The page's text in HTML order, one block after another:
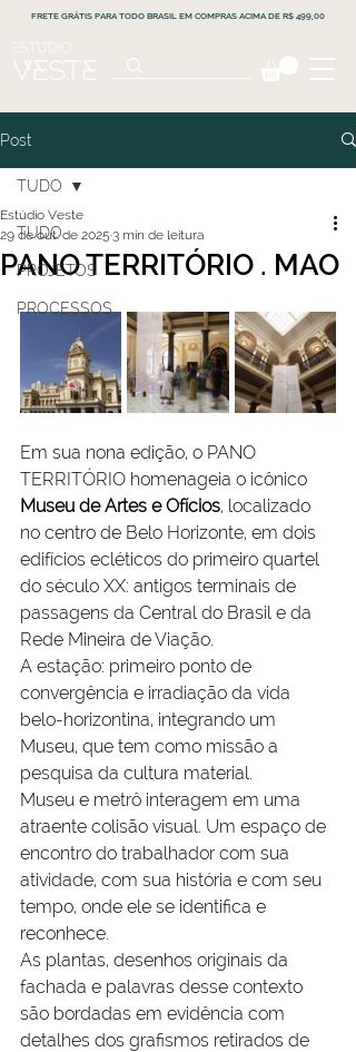
FRETE GRÁTIS PARA TODO BRASIL EM COMPRAS ACIMA DE R$ 499,00
Post
TUDO
PROJETOS
PROCESSOS
TUDO
PANO TERRITÓRIO . MAO
Estúdio Veste
29 de out. de 2025 3 min de leitura
Em sua nona edição, o PANO
TERRITÓRIO homenageia o icônico
Museu de Artes e Ofícios, localizado
no centro de Belo Horizonte, em dois
edifícios ecléticos do primeiro quartel
do século XX: antigos terminais de
passagens da Central do Brasil e da
Rede Mineira de Viação.
A estação: primeiro ponto de
convergência e irradiação da vida
belo-horizontina, integrando um
Museu, que tem como missão a
pesquisa da cultura material.
Museu e metrô interagem em uma
atraente colisão visual. Um espaço de
encontro do trabalhador com sua
atividade, com sua história e com seu
tempo, onde ele se identifica e
reconhece.
As plantas, desenhos originais da
fachada e palavras desse contexto
são bordadas em evidência com
detalhes dos grafismos retirados de